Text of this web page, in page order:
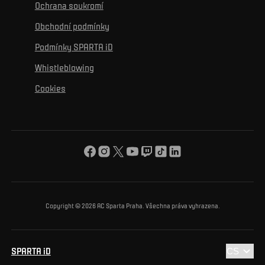
Mural výzva
Turnaje
K začlenění se
K ochraně životního prostředí
K obecnému dobru
O nás
Ochrana soukromí
Obchodní podmínky
Podmínky SPARTA iD
Whistleblowing
Cookies
Copyright © 2026 AC Sparta Praha. Všechna práva vyhrazena.
SPARTA iD